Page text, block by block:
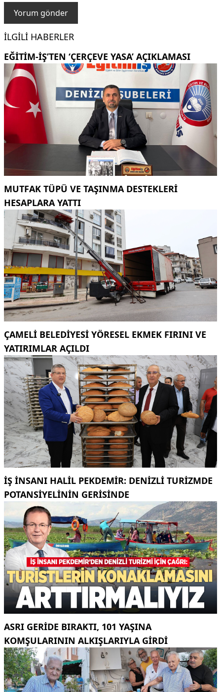
İLGILI HABERLER
EĞITIM-İŞ’TEN ‘ÇERÇEVE YASA’ AÇIKLAMASI
MUTFAK TÜPÜ VE TAŞINMA DESTEKLERI
HESAPLARA YATTI
ÇAMELI BELEDIYESI YÖRESEL EKMEK FIRINI VE
YATIRIMLAR AÇILDI
İŞ INSANI HALIL PEKDEMIR: DENIZLI TURIZMDE
POTANSIYELININ GERISINDE
ASRI GERIDE BIRAKTI, 101 YAŞINA
KOMŞULARININ ALKIŞLARIYLA GIRDI